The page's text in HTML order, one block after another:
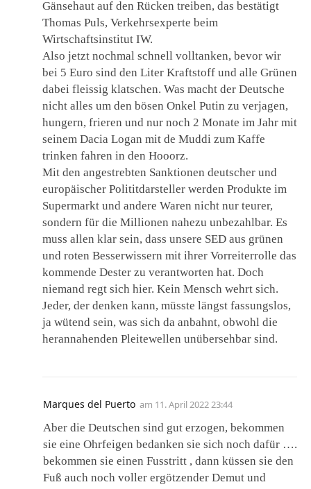
Gänsehaut auf den Rücken treiben, das bestätigt
Thomas Puls, Verkehrsexperte beim
Wirtschaftsinstitut IW.
Also jetzt nochmal schnell volltanken, bevor wir
bei 5 Euro sind den Liter Kraftstoff und alle Grünen
dabei fleissig klatschen. Was macht der Deutsche
nicht alles um den bösen Onkel Putin zu verjagen,
hungern, frieren und nur noch 2 Monate im Jahr mit
seinem Dacia Logan mit de Muddi zum Kaffe
trinken fahren in den Hooorz.
Mit den angestrebten Sanktionen deutscher und
europäischer Polititdarsteller werden Produkte im
Supermarkt und andere Waren nicht nur teurer,
sondern für die Millionen nahezu unbezahlbar. Es
muss allen klar sein, dass unsere SED aus grünen
und roten Besserwissern mit ihrer Vorreiterrolle das
kommende Dester zu verantworten hat. Doch
niemand regt sich hier. Kein Mensch wehrt sich.
Jeder, der denken kann, müsste längst fassungslos,
ja wütend sein, was sich da anbahnt, obwohl die
herannahenden Pleitewellen unübersehbar sind.
Marques del Puerto am 11. April 2022 23:44
Aber die Deutschen sind gut erzogen, bekommen
sie eine Ohrfeigen bedanken sie sich noch dafür ….
bekommen sie einen Fusstritt , dann küssen sie den
Fuß auch noch voller ergötzender Demut und